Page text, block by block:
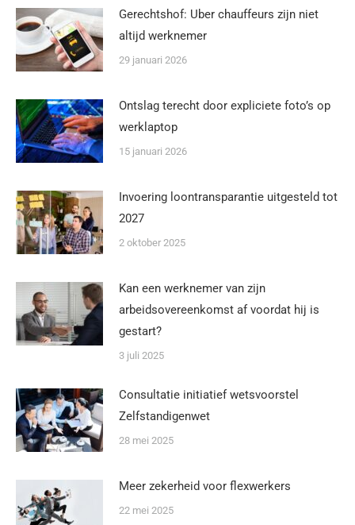
Gerechtshof: Uber chauffeurs zijn niet
altijd werknemer
29 januari 2026
Ontslag terecht door expliciete foto’s op
werklaptop
15 januari 2026
Invoering loontransparantie uitgesteld tot
2027
2 oktober 2025
Kan een werknemer van zijn
arbeidsovereenkomst af voordat hij is
gestart?
3 juli 2025
Consultatie initiatief wetsvoorstel
Zelfstandigenwet
28 mei 2025
Meer zekerheid voor flexwerkers
22 mei 2025